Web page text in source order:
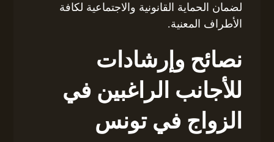
لضمان الحماية القانونية والاجتماعية لكافة
الأطراف المعنية.
نصائح وإرشادات
للأجانب الراغبين في
الزواج في تونس